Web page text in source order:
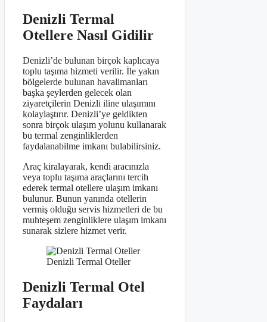
Denizli Termal
Otellere Nasıl Gidilir
Denizli’de bulunan birçok kaplıcaya
toplu taşıma hizmeti verilir. İle yakın
bölgelerde bulunan havalimanları
başka şeylerden gelecek olan
ziyaretçilerin Denizli iline ulaşımını
kolaylaştırır. Denizli’ye geldikten
sonra birçok ulaşım yolunu kullanarak
bu termal zenginliklerden
faydalanabilme imkanı bulabilirsiniz.
Araç kiralayarak, kendi aracınızla
veya toplu taşıma araçlarını tercih
ederek termal otellere ulaşım imkanı
bulunur. Bunun yanında otellerin
vermiş olduğu servis hizmetleri de bu
muhteşem zenginliklere ulaşım imkanı
sunarak sizlere hizmet verir.
Denizli Termal Oteller
Denizli Termal Otel
Faydaları